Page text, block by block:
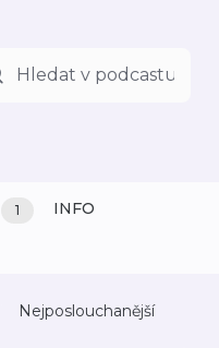
1
INFO
Nejposlouchanější